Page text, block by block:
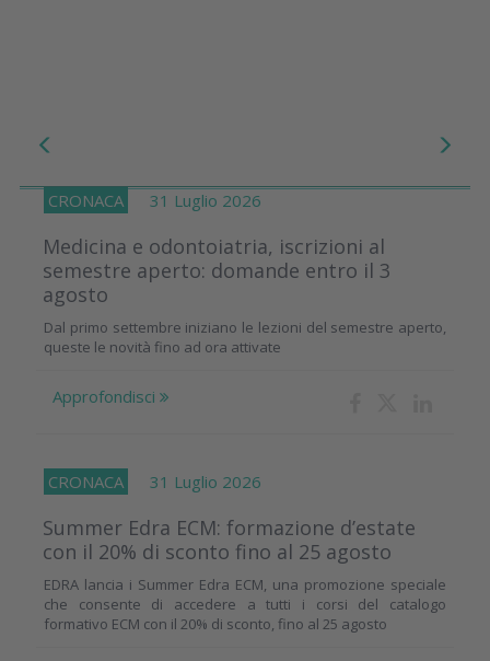
CRONACA 31 Luglio 2026
Medicina e odontoiatria, iscrizioni al
semestre aperto: domande entro il 3
agosto
Dal primo settembre iniziano le lezioni del semestre aperto,
queste le novità fino ad ora attivate
Approfondisci
CRONACA 31 Luglio 2026
Summer Edra ECM: formazione d’estate
con il 20% di sconto fino al 25 agosto
EDRA lancia i Summer Edra ECM, una promozione speciale
che consente di accedere a tutti i corsi del catalogo
formativo ECM con il 20% di sconto, fino al 25 agosto